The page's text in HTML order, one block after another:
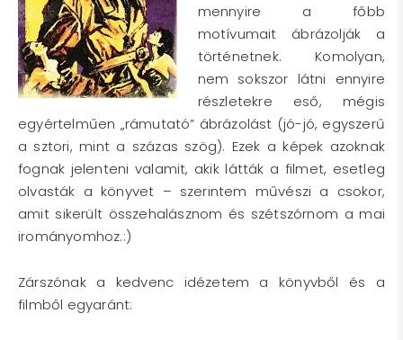
mennyire a főbb
motívumait ábrázolják a
történetnek. Komolyan,
nem sokszor látni ennyire
részletekre eső, mégis
egyértelműen „rámutató” ábrázolást (jó-jó, egyszerű
a sztori, mint a százas szög). Ezek a képek azoknak
fognak jelenteni valamit, akik látták a filmet, esetleg
olvasták a könyvet – szerintem művészi a csokor,
amit sikerült összehalásznom és szétszórnom a mai
irományomhoz.:)
Zárszónak a kedvenc idézetem a könyvből és a
filmből egyaránt: